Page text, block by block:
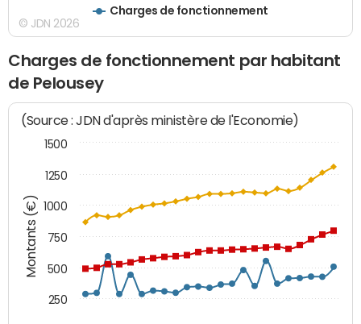
Charges de fonctionnement
© JDN 2026
Charges de fonctionnement par habitant
de Pelousey
Montants (€)
(Source : JDN d'après ministère de l'Economie)
250
500
750
1000
1250
1500